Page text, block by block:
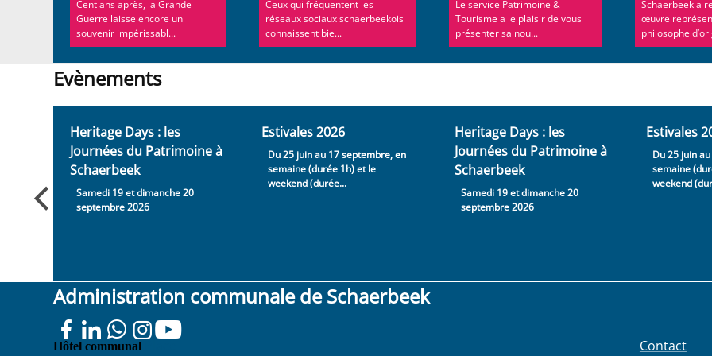
Cent ans après, la Grande
Guerre laisse encore un
souvenir impérissabl...
Ceux qui fréquentent les
réseaux sociaux schaerbeekois
connaissent bie...
Le service Patrimoine &
Tourisme a le plaisir de vous
présenter sa nou...
Schaerbeek a
œuvre
philosophe
Evènements
Evènements
Heritage Days : les
Journées du Patrimoine à
Schaerbeek
Samedi 19 et dimanche 20
septembre 2026
Estivales 2026
Du 25 juin au 17 septembre, en
semaine (durée 1h) et le
weekend (durée...
Heritage Days : les
Journées du Patrimoine à
Schaerbeek
Samedi 19 et dimanche 20
septembre 2026
Estivales
Du 25 juin
semaine
weekend
Administration communale de Schaerbeek
Hôtel communal Contact